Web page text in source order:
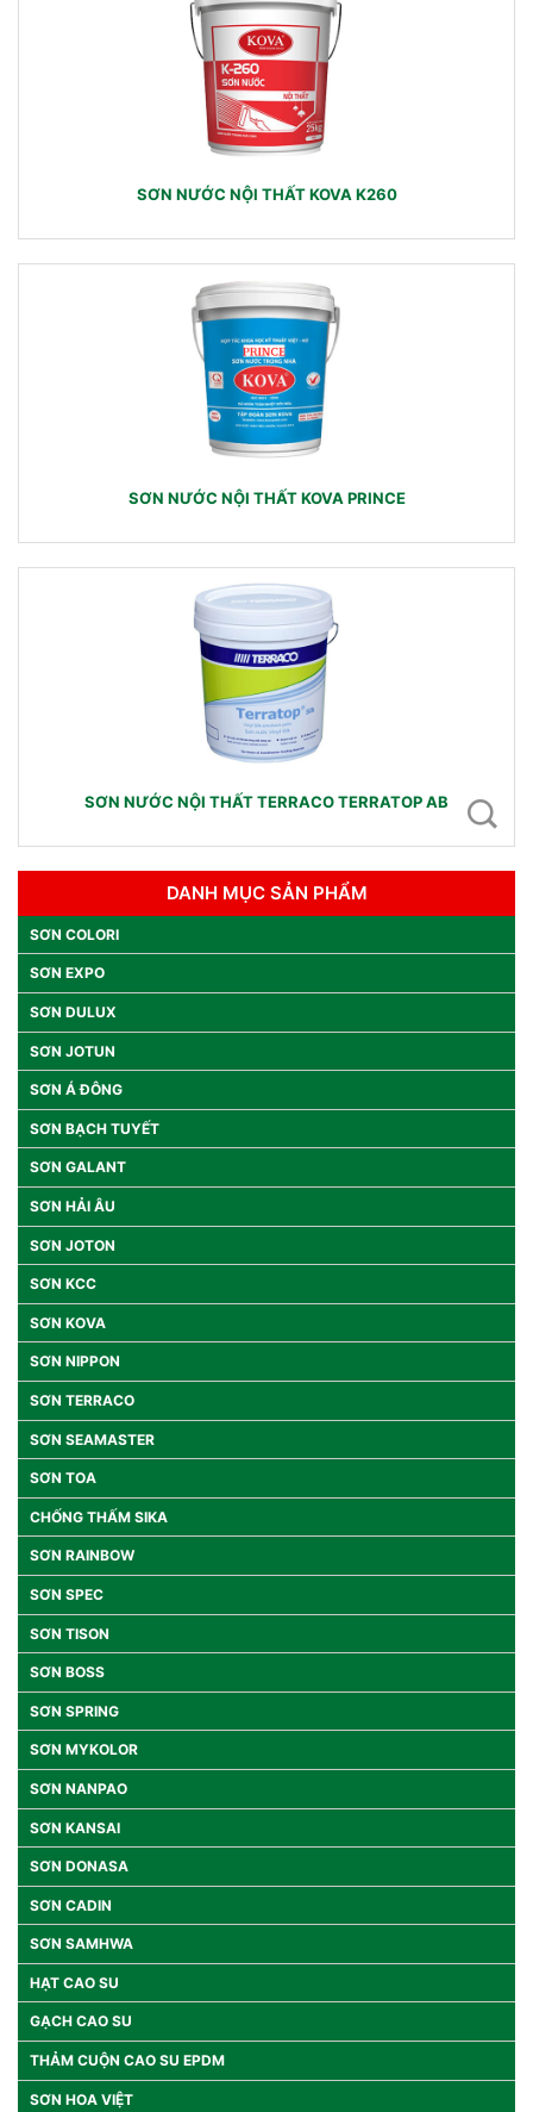
SƠN NƯỚC NỘI THẤT KOVA K260
SƠN NƯỚC NỘI THẤT KOVA PRINCE
SƠN NƯỚC NỘI THẤT TERRACO TERRATOP AB
DANH MỤC SẢN PHẨM
SƠN COLORI
SƠN EXPO
SƠN DULUX
SƠN JOTUN
SƠN Á ĐÔNG
SƠN BẠCH TUYẾT
SƠN GALANT
SƠN HẢI ÂU
SƠN JOTON
SƠN KCC
SƠN KOVA
SƠN NIPPON
SƠN TERRACO
SƠN SEAMASTER
SƠN TOA
CHỐNG THẤM SIKA
SƠN RAINBOW
SƠN SPEC
SƠN TISON
SƠN BOSS
SƠN SPRING
SƠN MYKOLOR
SƠN NANPAO
SƠN KANSAI
SƠN DONASA
SƠN CADIN
SƠN SAMHWA
HẠT CAO SU
GẠCH CAO SU
THẢM CUỘN CAO SU EPDM
SƠN HOA VIỆT